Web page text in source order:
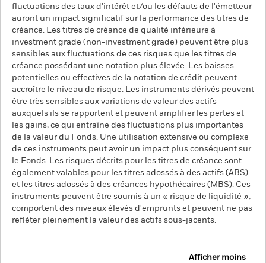
fluctuations des taux d'intérêt et/ou les défauts de l'émetteur
auront un impact significatif sur la performance des titres de
créance. Les titres de créance de qualité inférieure à
investment grade (non-investment grade) peuvent être plus
sensibles aux fluctuations de ces risques que les titres de
créance possédant une notation plus élevée. Les baisses
potentielles ou effectives de la notation de crédit peuvent
accroître le niveau de risque. Les instruments dérivés peuvent
être très sensibles aux variations de valeur des actifs
auxquels ils se rapportent et peuvent amplifier les pertes et
les gains, ce qui entraîne des fluctuations plus importantes
de la valeur du Fonds. Une utilisation extensive ou complexe
de ces instruments peut avoir un impact plus conséquent sur
le Fonds. Les risques décrits pour les titres de créance sont
également valables pour les titres adossés à des actifs (ABS)
et les titres adossés à des créances hypothécaires (MBS). Ces
instruments peuvent être soumis à un « risque de liquidité »,
comportent des niveaux élevés d'emprunts et peuvent ne pas
refléter pleinement la valeur des actifs sous-jacents.
Afficher moins